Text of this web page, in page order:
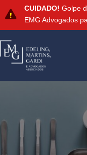
CUIDADO! Golpe
EMG Advogados